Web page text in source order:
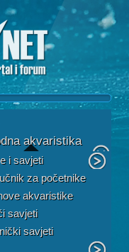
akvaristika
i savjeti
za početnike
akvaristike
savjeti
savjeti